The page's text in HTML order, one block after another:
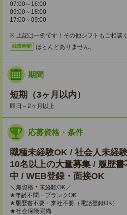
07:00～16:00
09:00～18:00
17:00～09:00
※ 上記は一例です！その他シフトもご相談
残業時間 ほとんどありません。
期間
短期（3ヶ月以内）
即日～2ヶ月以上
応募資格・条件
職種未経験OK / 社会人未経
10名以上の大量募集 / 履歴
中 / WEB登録・面接OK
＼無資格＊未経験OK／
★年齢不問・ブランクOK
★履歴書不要・来社不要（電話登録OK）
★社会保険完備